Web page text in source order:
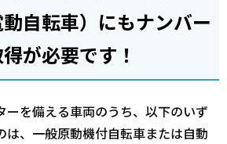
自転車）にもナンバー
が必要です！
ーを備える車両のうち、以下のいず
は、一般原動機付自転車または自動